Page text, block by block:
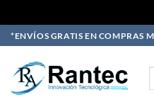
Skip
to
content
*ENVÍOS GRATIS EN COMPRAS